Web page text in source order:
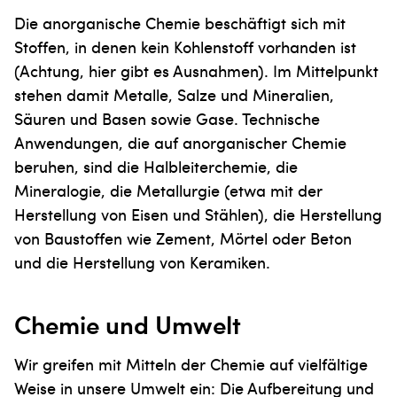
Die anorganische Chemie beschäftigt sich mit
Stoffen, in denen kein Kohlenstoff vorhanden ist
(Achtung, hier gibt es Ausnahmen). Im Mittelpunkt
stehen damit Metalle, Salze und Mineralien,
Säuren und Basen sowie Gase. Technische
Anwendungen, die auf anorganischer Chemie
beruhen, sind die Halbleiterchemie, die
Mineralogie, die Metallurgie (etwa mit der
Herstellung von Eisen und Stählen), die Herstellung
von Baustoffen wie Zement, Mörtel oder Beton
und die Herstellung von Keramiken.
Chemie und Umwelt
Wir greifen mit Mitteln der Chemie auf vielfältige
Weise in unsere Umwelt ein: Die Aufbereitung und